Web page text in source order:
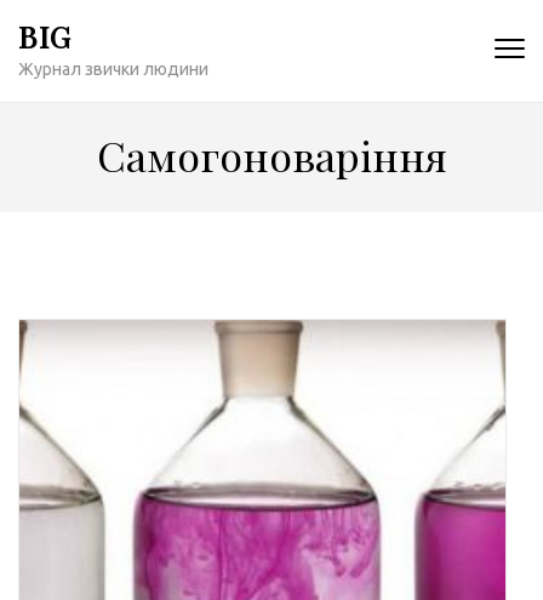
содержимому
BIG
Журнал звички людини
Самогоноваріння